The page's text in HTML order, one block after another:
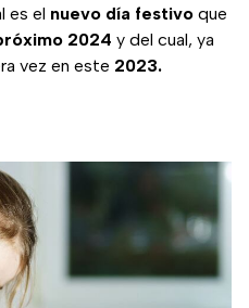
es el nuevo día festivo que
2024 y del cual, ya
vez en este 2023.